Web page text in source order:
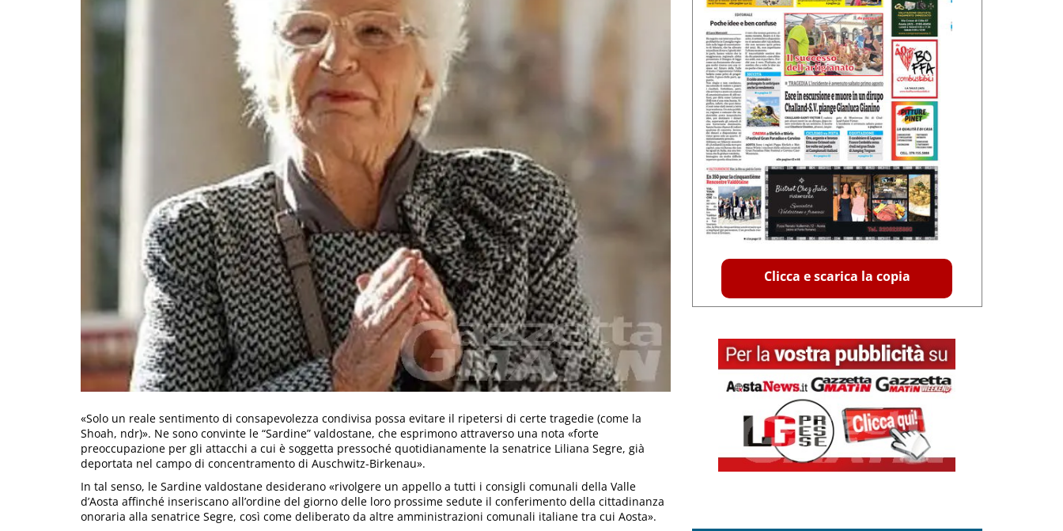
«Solo un reale sentimento di consapevolezza condivisa possa evitare il ripetersi di certe tragedie (come la
Shoah, ndr)». Ne sono convinte le “Sardine” valdostane, che esprimono attraverso una nota «forte
preoccupazione per gli attacchi a cui è soggetta pressoché quotidianamente la senatrice Liliana Segre, già
deportata nel campo di concentramento di Auschwitz-Birkenau».
In tal senso, le Sardine valdostane desiderano «rivolgere un appello a tutti i consigli comunali della Valle
d’Aosta affinché inseriscano all’ordine del giorno delle loro prossime sedute il conferimento della cittadinanza
onoraria alla senatrice Segre, così come deliberato da altre amministrazioni comunali italiane tra cui Aosta».
Clicca e scarica la copia